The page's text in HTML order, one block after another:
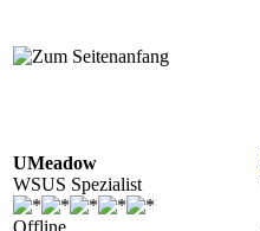
UMeadow
WSUS Spezialist
Offline